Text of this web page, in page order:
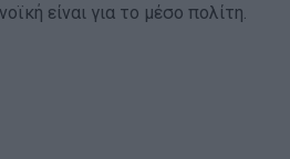
είναι για το μέσο πολίτη.